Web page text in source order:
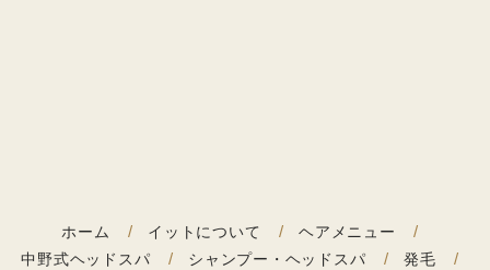
ホーム イットについて
ヘアメニュー
中野式ヘッドスパ
シャンプー・ヘッドスパ
発毛